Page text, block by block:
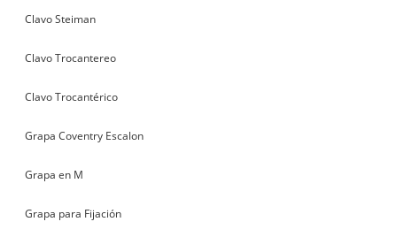
Clavo Steiman
Clavo Trocantereo
Clavo Trocantérico
Grapa Coventry Escalon
Grapa en M
Grapa para Fijación